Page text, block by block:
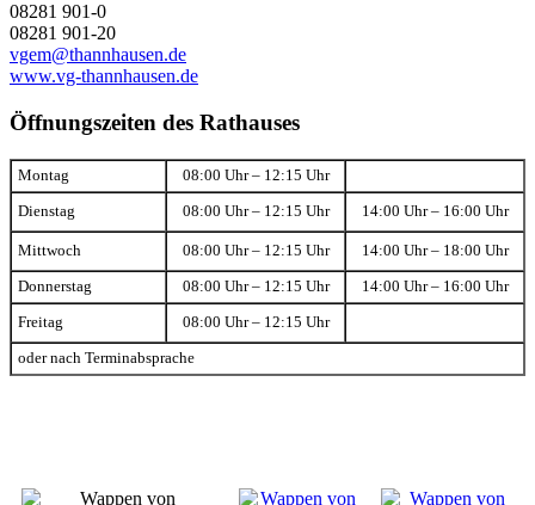
08281 901-0
08281 901-20
vgem@thannhausen.de
www.vg-thannhausen.de
Öffnungszeiten des Rathauses
Montag 08:00 Uhr – 12:15 Uhr
Dienstag 08:00 Uhr – 12:15 Uhr 14:00 Uhr – 16:00 Uhr
Mittwoch 08:00 Uhr – 12:15 Uhr 14:00 Uhr – 18:00 Uhr
Donnerstag 08:00 Uhr – 12:15 Uhr 14:00 Uhr – 16:00 Uhr
Freitag 08:00 Uhr – 12:15 Uhr
oder nach Terminabsprache